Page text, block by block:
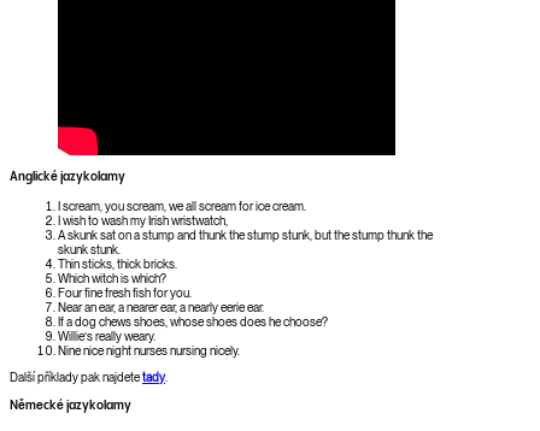
Anglické jazykolamy
I scream, you scream, we all scream for ice cream.
I wish to wash my Irish wristwatch,
A skunk sat on a stump and thunk the stump stunk, but the stump thunk the
skunk stunk.
Thin sticks, thick bricks.
Which witch is which?
Four fine fresh fish for you.
Near an ear, a nearer ear, a nearly eerie ear.
If a dog chews shoes, whose shoes does he choose?
Willie’s really weary.
Nine nice night nurses nursing nicely.
Další příklady pak najdetetady.
Německé jazykolamy